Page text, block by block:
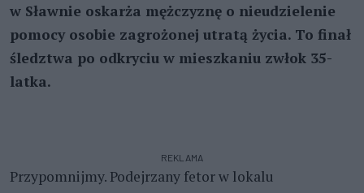
w Sławnie oskarża mężczyznę o nieudzielenie
pomocy osobie zagrożonej utratą życia. To finał
śledztwa po odkryciu w mieszkaniu zwłok 35-
latka.
REKLAMA
Przypomnijmy. Podejrzany fetor w lokalu